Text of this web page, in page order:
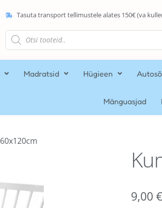
Tasuta transport tellimustele alates 150€ (va
Madratsid Hügieen
Mänguasjad
60x120cm
9,00 €